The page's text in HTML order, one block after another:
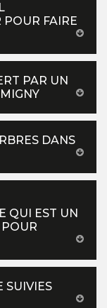
POUR FAIRE
PAR UN
DANS
QUI EST UN
SUIVIES